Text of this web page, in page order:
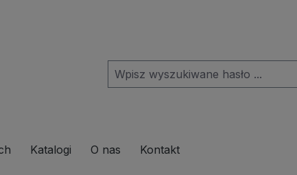
menu from the category Produkte
Katalogi O nas Kontakt